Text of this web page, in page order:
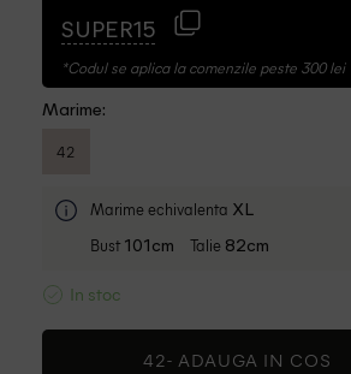
SUPER15
*Codul se aplica la comenzile peste 300 lei
Marime:
42
Marime echivalenta XL
Bust 101cm Talie 82cm
In stoc
42- ADAUGA IN COS